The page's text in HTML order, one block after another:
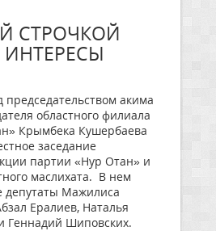
СТРОЧКОЙ
акима
областного филиала
Крымбека Кушербаева
заседание
партии «Нур Отан» и
маслихата. В нем
депутаты Мажилиса
Ералиев, Наталья
Геннадий Шиповских.